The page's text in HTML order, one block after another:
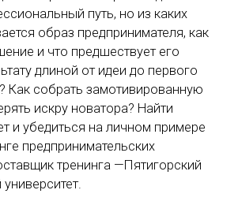
путь, но из каких
образ предпринимателя, как
и что предшествует его
длиной от идеи до первого
Как собрать замотивированную
искру новатора? Найти
и убедиться на личном примере
предпринимательских
тренинга —Пятигорский